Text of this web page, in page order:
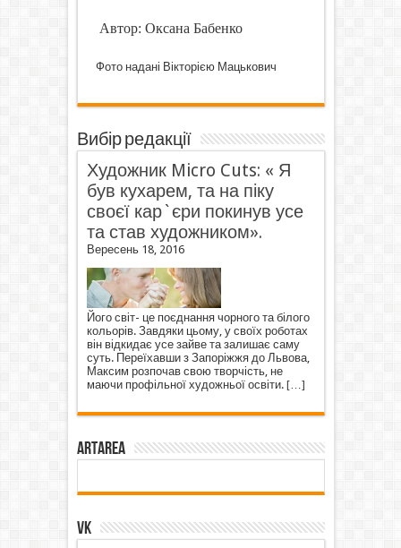
Автор: Оксана Бабенко
Фото надані Вікторією Мацькович
Вибір редакції
Художник Micro Cuts: « Я
був кухарем, та на піку
своєї кар`єри покинув усе
та став художником».
Вересень 18, 2016
Його світ- це поєднання чорного та білого
кольорів. Завдяки цьому, у своїх роботах
він відкидає усе зайве та залишає саму
суть. Переїхавши з Запоріжжя до Львова,
Максим розпочав свою творчість, не
маючи профільної художньої освіти. […]
ArtArea
VK